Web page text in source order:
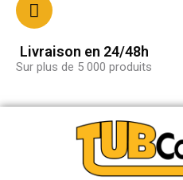
Livraison en 24/48h
Sur plus de 5 000 produits